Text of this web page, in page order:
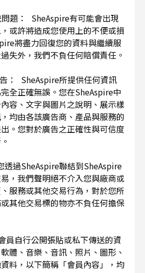
題： SheAspire有可能會出現
或許將造成您使用上的不便或損
將盡力回復您的資料與繼續服
失外，我們不負任何賠償責任。
： SheAspire所提供任何資訊
全正確無誤。您在SheAspire中
容、文字與圖片之說明、展示樣
均由各該廣告商、產品與服務的
。您對於廣告之正確性與可信度
過SheAspire聯結到SheAspire
，我們聲明絕不介入您與廠商或
服務或其他交易行為，對於您所
其他交易標的物亦不負任何擔保
員自行公開張貼或私下傳送的資
體、音樂、音訊、照片、圖形、
料，以下簡稱「會員內容」，均